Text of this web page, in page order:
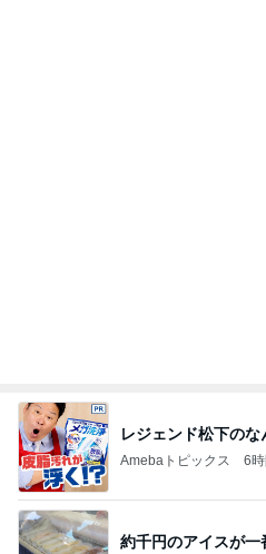
レジェンド松下のな
Amebaトピックス 6
約千円のアイスが一